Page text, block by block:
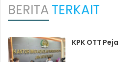
BERITATERKAIT
KPK OTT